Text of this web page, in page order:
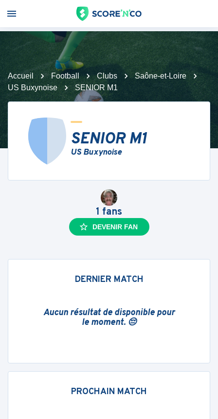
Accueil Football Clubs
Saône-et-Loire
US Buxynoise
SENIOR M1
SENIOR M1
US Buxynoise
1 fans
DEVENIR FAN
DERNIER MATCH
Aucun résultat de disponible pour
le moment. 😔
PROCHAIN MATCH